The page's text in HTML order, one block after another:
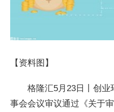
【资料图】
格隆汇5月23日丨创业
事会会议审议通过《关于